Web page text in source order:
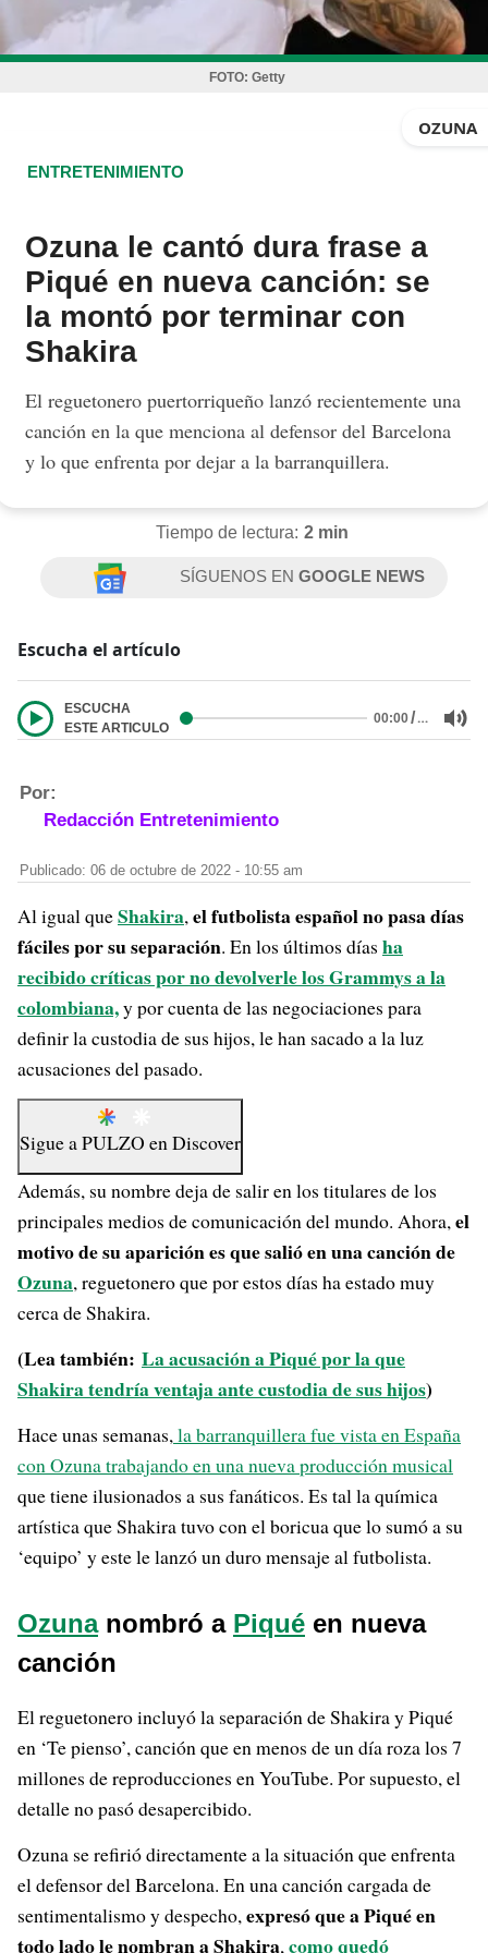
FOTO: Getty
OZUNA
ENTRETENIMIENTO
Ozuna le cantó dura frase a
Piqué en nueva canción: se
la montó por terminar con
Shakira
El reguetonero puertorriqueño lanzó recientemente una
canción en la que menciona al defensor del Barcelona
y lo que enfrenta por dejar a la barranquillera.
Tiempo de lectura: 2 min
SÍGUENOS ENGOOGLE NEWS
Escucha el artículo
ESCUCHA
ESTE ARTICULO
00:00/…
Por:
Redacción Entretenimiento
Publicado: 06 de octubre de 2022 - 10:55 am
Al igual queShakira,el futbolista español no pasa días
fáciles por su separación. En los últimos días ha
recibido críticas por no devolverle los Grammys a la
colombiana,y por cuenta de las negociaciones para
definir la custodia de sus hijos, le han sacado a la luz
acusaciones del pasado.
Sigue aPULZO enDiscover
Además, su nombre deja de salir en los titulares de los
principales medios de comunicación del mundo. Ahora,el
motivo de su aparición es que salió en una canción de
Ozuna, reguetonero que por estos días ha estado muy
cerca de Shakira.
(Lea también: La acusación a Piqué por la que
Shakira tendría ventaja ante custodia de sus hijos)
Hace unas semanas,la barranquillera fue vista en España
con Ozuna trabajando en una nueva producción musical
que tiene ilusionados a sus fanáticos. Es tal la química
artística que Shakira tuvo con el boricua que lo sumó a su
‘equipo’ y este le lanzó un duro mensaje al futbolista.
Ozunanombró a Piqué en nueva
canción
El reguetonero incluyó la separación de Shakira y Piqué
en ‘Te pienso’, canción que en menos de un día roza los 7
millones de reproducciones en YouTube. Por supuesto, el
detalle no pasó desapercibido.
Ozuna se refirió directamente a la situación que enfrenta
el defensor del Barcelona. En una canción cargada de
sentimentalismo y despecho,expresó que a Piqué en
todo lado le nombran a Shakira,como quedó